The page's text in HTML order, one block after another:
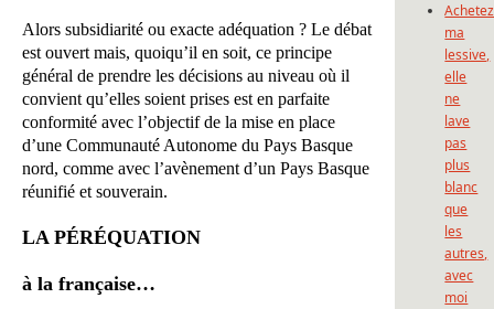
Alors subsidiarité ou exacte adéquation ? Le débat
est ouvert mais, quoiqu’il en soit, ce principe
général de prendre les décisions au niveau où il
convient qu’elles soient prises est en parfaite
conformité avec l’objectif de la mise en place
d’une Communauté Autonome du Pays Basque
nord, comme avec l’avènement d’un Pays Basque
réunifié et souverain.
LA PÉRÉQUATION
à la française…
Achetez
ma
lessive,
elle
ne
lave
pas
plus
blanc
que
les
autres,
avec
moi